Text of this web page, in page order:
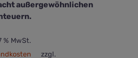
außergewöhnlichen
% MwSt.
zzgl.